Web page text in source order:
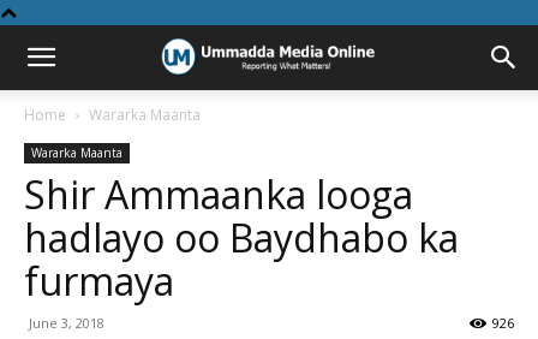
Home Wararka Maanta
Wararka Maanta
Shir Ammaanka looga
hadlayo oo Baydhabo ka
furmaya
June 3, 2018 926